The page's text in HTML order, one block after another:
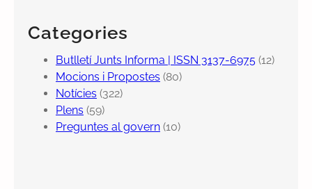
Categories
Butlletí Junts Informa | ISSN 3137-6975 (12)
Mocions i Propostes (80)
Notícies (322)
Plens (59)
Preguntes al govern (10)